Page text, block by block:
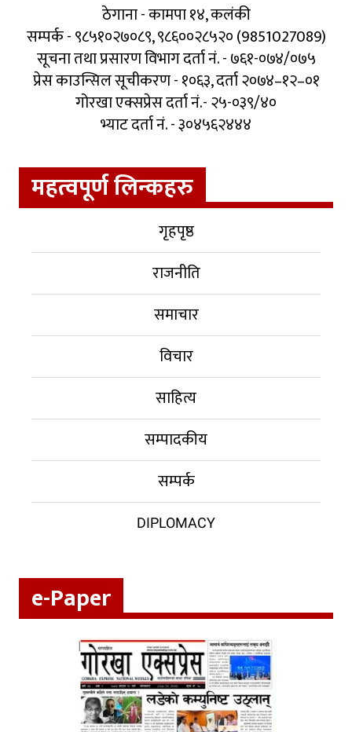
ठेगाना - कामपा १४, कलंकी
सम्पर्क - ९८५१०२७०८९, ९८६००२८५२० (9851027089)
सूचना तथा प्रसारण विभाग दर्ता नं. - ७६१-०७४/०७५
प्रेस काउन्सिल सूचीकरण - १०६३, दर्ता २०७४–१२–०१
गोरखा एक्सप्रेस दर्ता नं.- २५-०३९/४०
भ्याट दर्ता नं. - ३०४५६२४४४
महत्वपूर्ण लिन्कहरु
गृहपृष्ठ
राजनीति
समाचार
विचार
साहित्य
सम्पादकीय
सम्पर्क
DIPLOMACY
e-Paper